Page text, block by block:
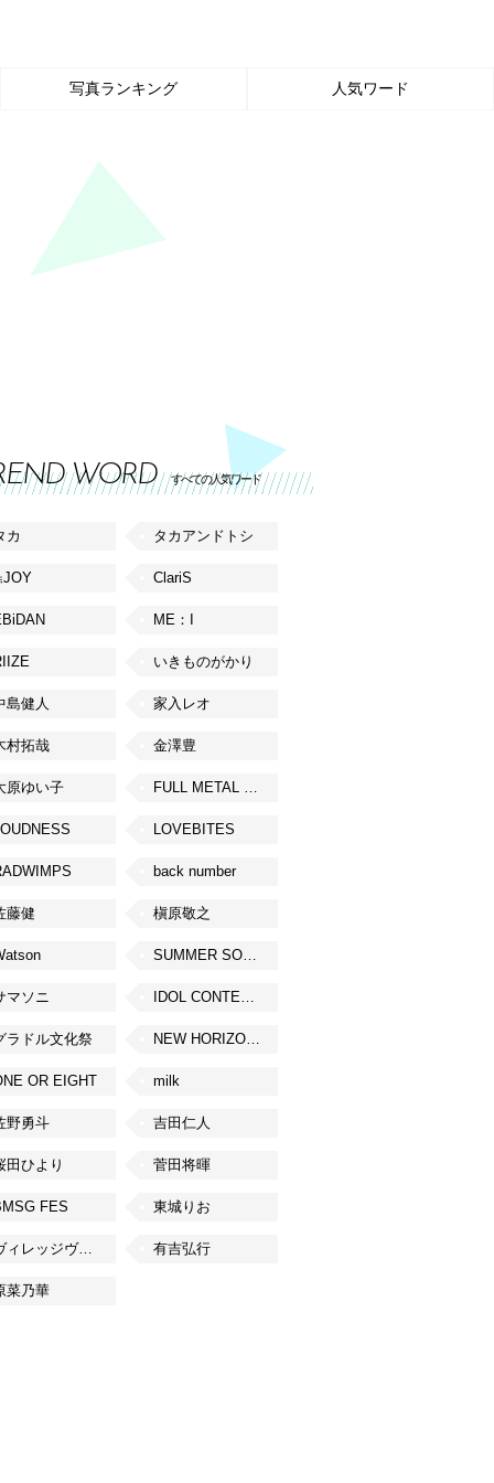
写真ランキング 人気ワード
WORD すべての人気ワード
カ タカアンドトシ
ClariS
ME：I
いきものがかり
島健人 家入レオ
村拓哉 金澤豊
原ゆい子 FULL METAL JAPAN 2026
LOVEBITES
back number
藤健 槇原敬之
SUMMER SONIC
マソニ IDOL CONTENT EXPO
ラドル文化祭 NEW HORIZON FEST
OR EIGHT milk
野勇斗 吉田仁人
田ひより 菅田将暉
FES 東城りお
ヴィレッジヴァンガード 有吉弘行
菜乃華